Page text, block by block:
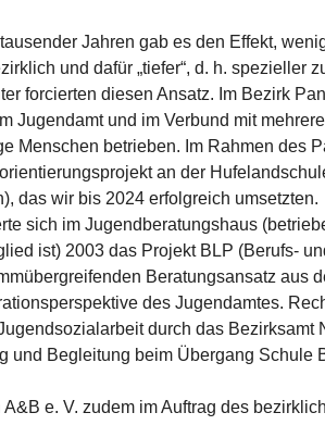
Jahren gab es den Effekt,
und dafür „tiefer“, d. h. spezieller
forcierten diesen Ansatz. Im Bezirk
Jugendamt und im Verbund mit
Menschen betrieben. Im Rahmen des
an der
das wir bis 2024 erfolgreich umsetzten.
sich im Jugendberatungshaus
ist) 2003 das Projekt BLP (Berufs-
Beratungsansatz aus
des Jugendamtes.
durch das Bezirksamt
und Begleitung beim Übergang Schule
e. V. zudem im Auftrag des